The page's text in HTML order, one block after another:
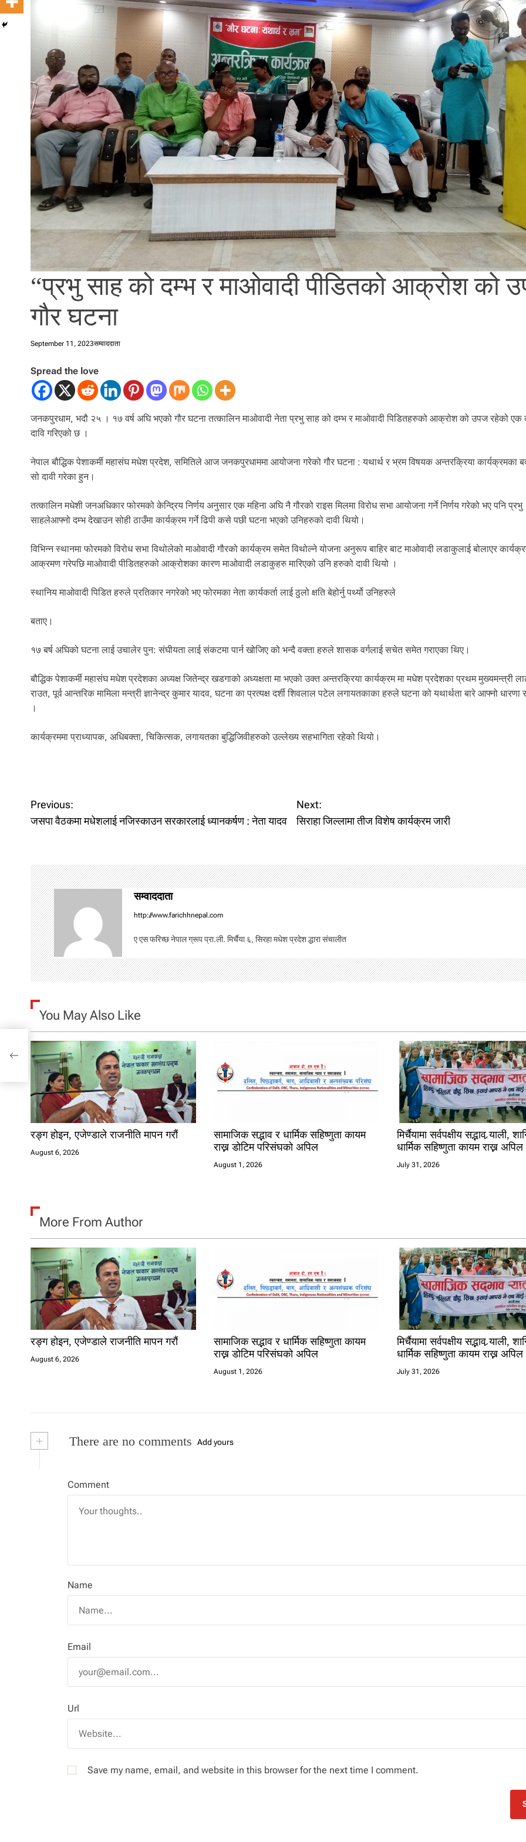
“प्रभु साह को दम्भ र माओवादी पीडितको आक्रोश को
गौर घटना
September 11, 2023सम्वाददाता
Spread the love
जनकपुरधाम, भदौ २५ । १७ वर्ष अघि भएको गौर घटना तत्कालिन माओवादी नेता प्रभु साह को दम्भ र माओवादी पिडितहरुको आक्रोश को उपज रहेको एक
दावि गरिएको छ ।
नेपाल बौद्धिक पेशाकर्मी महासंघ मधेश प्रदेश, समितिले आज जनकपुरधाममा आयोजना गरेको गौर घटना : यथार्थ र भ्रम विषयक अन्तरक्रिया कार्यक्रमका
सो दावी गरेका हुन।
तत्कालिन मधेशी जनअधिकार फोरमको केन्द्रिय निर्णय अनुसार एक महिना अघि नै गौरको राइस मिलमा विरोध सभा आयोजना गर्ने निर्णय गरेको भए पनि प्रभु
साहलेआफ्नो दम्भ देखाउन सोही ठाउँमा कार्यक्रम गर्ने ढिपी कसे पछी घटना भएको उनिहरुको दावी थियो।
विभिन्न स्थानमा फोरमको विरोध सभा विथोलेको माओवादी गौरको कार्यक्रम समेत विथोल्ने योजना अनुरूप बाहिर बाट माओवादी लडाकुलाई बोलाएर
आक्रमण गरेपछि माओवादी पीडितहरुको आक्रोशका कारण माओवादी लडाकुहरु मारिएको उनि हरुको दावी थियो ।
स्थानिय माओवादी पिडित हरुले प्रतिकार नगरेको भए फोरमका नेता कार्यकर्ता लाई ठुलो क्षति बेहोर्नु पर्थ्यो उनिहरुले
बताए।
१७ बर्ष अघिको घटना लाई उचालेर पुन: संघीयता लाई संकटमा पार्न खोजिए को भन्दै वक्ता हरुले शासक वर्गलाई सचेत समेत गराएका थिए।
बौद्धिक पेशाकर्मी महासंघ मधेश प्रदेशका अध्यक्ष जितेन्द्र खडगाको अध्यक्षता मा भएको उक्त अन्तरक्रिया कार्यक्रम मा मधेश प्रदेशका प्रथम मुख्यमन्त्री
राउत, पूर्व आन्तरिक मामिला मन्त्री ज्ञानेन्द्र कुमार यादव, घटना का प्रत्यक्ष दर्शी शिवलाल पटेल लगायतकाका हरुले घटना को यथार्थता बारे आफ्नो धारणा
।
कार्यक्रममा प्राध्यापक, अधिबक्ता, चिकित्सक, लगायतका बुद्धिजिवीहरुको उल्लेख्य सहभागिता रहेको थियो।
P
t
n
a
v
i
g
a
t
o
n
Previous:
जसपा वैठकमा मधेशलाई नजिस्काउन सरकारलाई ध्यानकर्षण : नेता यादव
Next:
सिराहा जिल्लामा तीज विशेष कार्यक्रम जारी
सम्वाददाता
http://www.farichhnepal.com
ए एस फरिच्छ नेपाल ग्रूप प्रा.ली. मिर्चैया ६, सिरहा मधेश प्रदेश द्धारा संचालीत
You May Also Like
रङ्ग होइन, एजेण्डाले राजनीति मापन गरौं
August 6, 2026
सामाजिक सद्भाव र धार्मिक सहिष्णुता कायम
राख्न डोटिम परिसंघको अपिल
August 1, 2026
मिर्चैयामा सर्वपक्षीय सद्भाव र्‍याली,
धार्मिक सहिष्णुता कायम राख्न अपिल
July 31, 2026
More From Author
रङ्ग होइन, एजेण्डाले राजनीति मापन गरौं
August 6, 2026
सामाजिक सद्भाव र धार्मिक सहिष्णुता कायम
राख्न डोटिम परिसंघको अपिल
August 1, 2026
मिर्चैयामा सर्वपक्षीय सद्भाव र्‍याली,
धार्मिक सहिष्णुता कायम राख्न अपिल
July 31, 2026
+ There are no comments Add yours
Comment
Name
Email
Url
Save my name, email, and website in this browser for the next time I comment.